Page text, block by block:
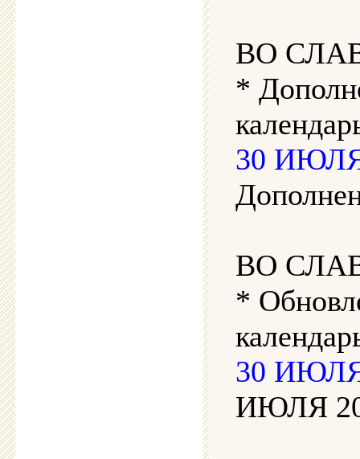
ВО
*
30 ИЮЛЯ
ВО
*
30 ИЮЛЯ
ИЮЛЯ